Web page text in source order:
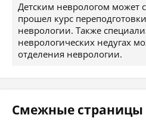
Детским неврологом может
прошел курс
неврологии. Также
неврологических недугах
отделения неврологии.
Смежные страницы